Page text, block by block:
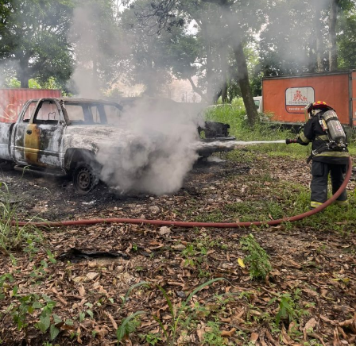
Los ahora sentenciados formaban parte de la Policía
Municipal de Coscomatepec durante la administración
del alcalde de Movimiento Ciudadano, Armando Reyes
Muñoz, y permanecerán recluidos en el Centro de
Reinserción Social de Mediana Seguridad de La Toma, en
Amatlán de los Reyes, donde cumplirán la condena.
Aunque durante el operativo fueron detenidos siete
policías municipales, la sentencia dada a conocer
corresponde únicamente a seis de ellos. Hasta el
momento, las autoridades no han informado la situación
jurídica del séptimo implicado.
El caso evidenció presuntas irregularidades dentro de la
corporación policiaca y motivó la intervención de
autoridades estatales y federales, en un contexto de
reforzamiento de las investigaciones contra servidores
públicos relacionados con actividades ilícitas en la